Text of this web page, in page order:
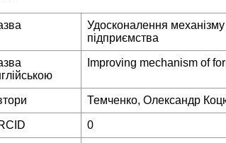
Удосконалення
підприємства
Improving mechanism of
Темченко, Олександр
0